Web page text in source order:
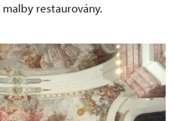
restaurovány.